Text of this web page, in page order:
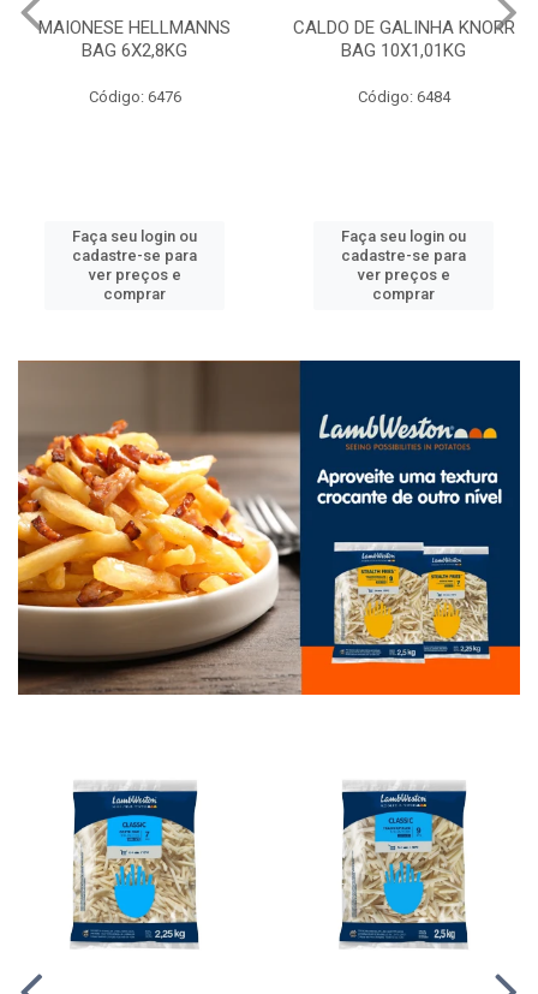
MAIONESE HELLMANNS
BAG 6X2,8KG
Código: 6476
Faça seu login ou
cadastre-se para
ver preços e
comprar
CALDO DE GALINHA KNORR
BAG 10X1,01KG
Código: 6484
Faça seu login ou
cadastre-se para
ver preços e
comprar